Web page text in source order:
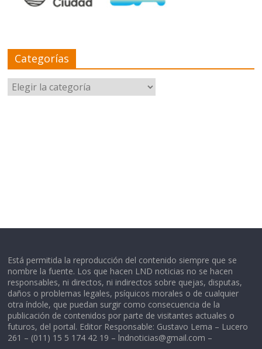
Categorías
Categorías
Está permitida la reproducción del contenido siempre que se
nombre la fuente. Los que hacen LND noticias no se hacen
responsables, ni directos, ni indirectos sobre quejas, disputas,
daños o problemas legales, psíquicos morales o de cualquier
otra índole, que puedan surgir como consecuencia de la
publicación de contenidos por parte de visitantes actuales o
futuros, del portal. Editor Responsable: Gustavo Lema – Lucero
261 – (011) 15 5 174 42 19 – lndnoticias@gmail.com –